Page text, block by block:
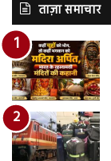
ताज़ा समाचार